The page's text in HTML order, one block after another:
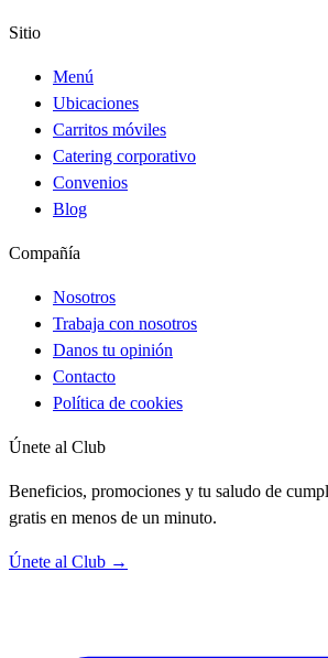
Sitio
Menú
Ubicaciones
Carritos móviles
Catering corporativo
Convenios
Blog
Compañía
Nosotros
Trabaja con nosotros
Danos tu opinión
Contacto
Política de cookies
Únete al Club
Beneficios, promociones y tu saludo de
gratis en menos de un minuto.
Únete al Club →